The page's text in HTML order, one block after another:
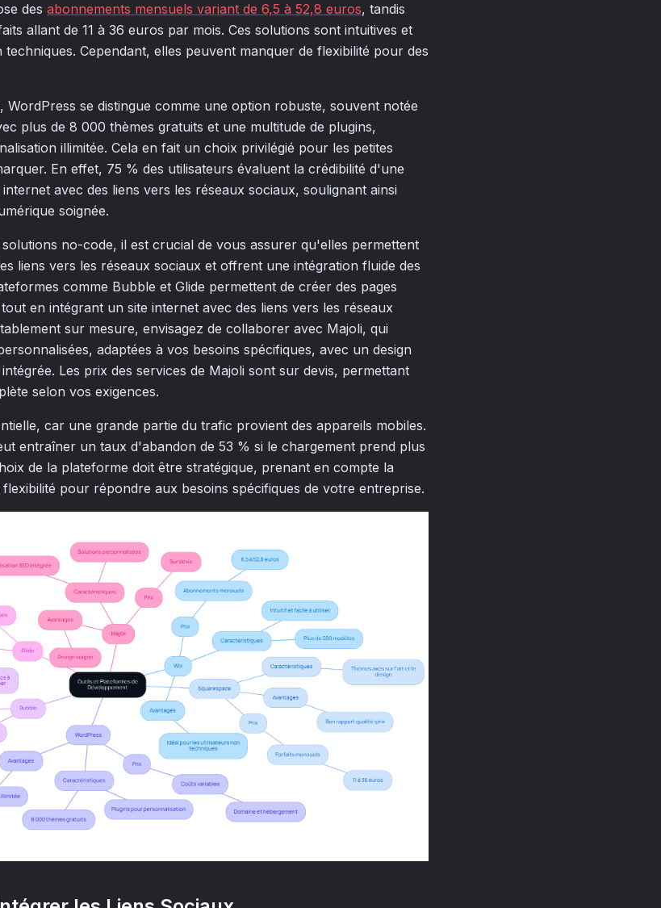
des abonnements mensuels variant de 6,5 à 52,8 euros, tandis
allant de 11 à 36 euros par mois. Ces solutions sont intuitives et
Cependant, elles peuvent manquer de flexibilité pour des
WordPress se distingue comme une option robuste, souvent notée
plus de 8 000 thèmes gratuits et une multitude de plugins,
illimitée. Cela en fait un choix privilégié pour les petites
En effet, 75 % des utilisateurs évaluent la crédibilité d'une
avec des liens vers les réseaux sociaux, soulignant ainsi
soignée.
no-code, il est crucial de vous assurer qu'elles permettent
liens vers les réseaux sociaux et offrent une intégration fluide des
comme Bubble et Glide permettent de créer des pages
en intégrant un site internet avec des liens vers les réseaux
sur mesure, envisagez de collaborer avec Majoli, qui
adaptées à vos besoins spécifiques, avec un design
Les prix des services de Majoli sont sur devis, permettant
selon vos exigences.
car une grande partie du trafic provient des appareils mobiles.
entraîner un taux d'abandon de 53 % si le chargement prend plus
de la plateforme doit être stratégique, prenant en compte la
pour répondre aux besoins spécifiques de votre entreprise.